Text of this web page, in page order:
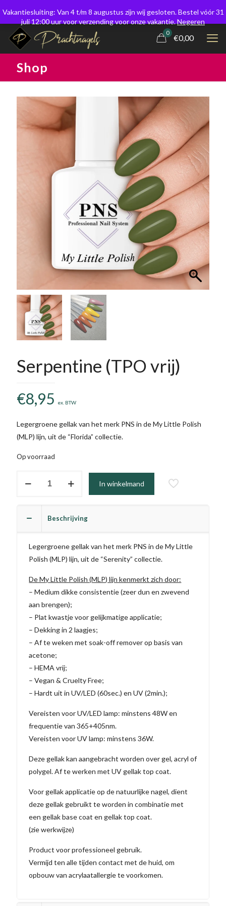
0
€0,00
Shop
Serpentine (TPO vrij)
€8,95 ex. BTW
Legergroene gellak van het merk PNS in de My Little Polish
(MLP) lijn, uit de “Florida” collectie.
Op voorraad
In winkelmand
Beschrijving
Legergroene gellak van het merk PNS in de My Little
Polish (MLP) lijn, uit de “Serenity” collectie.
De My Little Polish (MLP) lijn kenmerkt zich door:
– Medium dikke consistentie (zeer dun en zwevend
aan brengen);
– Plat kwastje voor gelijkmatige applicatie;
– Dekking in 2 laagjes;
– Af te weken met soak-off remover op basis van
acetone;
– HEMA vrij;
– Vegan & Cruelty Free;
– Hardt uit in UV/LED (60sec.) en UV (2min.);
Vereisten voor UV/LED lamp: minstens 48W en
frequentie van 365+405nm.
Vereisten voor UV lamp: minstens 36W.
Deze gellak kan aangebracht worden over gel, acryl of
polygel. Af te werken met UV gellak top coat.
Voor gellak applicatie op de natuurlijke nagel, dient
deze gellak gebruikt te worden in combinatie met
een gellak base coat en gellak top coat.
(zie werkwijze)
Product voor professioneel gebruik.
Vermijd ten alle tijden contact met de huid, om
opbouw van acrylaatallergie te voorkomen.
Vakantiesluiting: Van 4 t/m 8 augustus zijn wij gesloten. Bestel vóór 31
juli 12:00 uur voor verzending voor onze vakantie.Negeren